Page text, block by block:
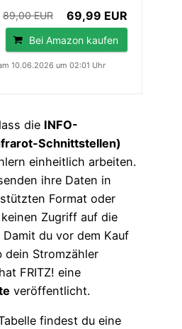
89,00 EUR 69,99 EUR
Bei Amazon kaufen
10.06.2026 um 02:01 Uhr
die INFO-
Schnittstellen)
einheitlich arbeiten.
ihre Daten in
Format oder
Zugriff auf die
du vor dem Kauf
dein Stromzähler
FRITZ! eine
veröffentlicht.
findest du eine